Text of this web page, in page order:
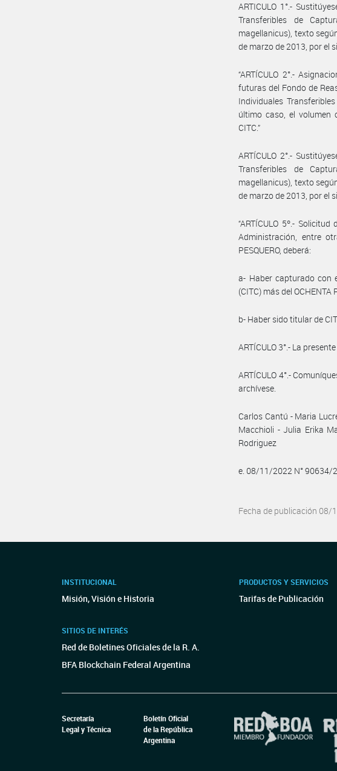
ARTICULO 1°.-
Transferibles de
magellanicus), texto
de marzo de 2013, por el
“ARTÍCULO 2°.-
futuras del Fondo de
Individuales
último caso, el volumen
CITC.”
ARTÍCULO 2°.-
Transferibles de
magellanicus), texto
de marzo de 2013, por el
“ARTÍCULO 5º.-
Administración, entre
PESQUERO, deberá:
a- Haber capturado con
(CITC) más del
b- Haber sido titular de
ARTÍCULO 3°.- La
ARTÍCULO 4°.-
archívese.
Carlos Cantú - Maria
Macchioli - Julia Erika
Rodriguez
e. 08/11/2022 N° 90634/
Fecha de publicación 08/
INSTITUCIONAL
Misión, Visión e Historia
SITIOS DE INTERÉS
Red de Boletines Oficiales de la R. A.
BFA Blockchain Federal Argentina
PRODUCTOS Y SERVICIOS
Tarifas de Publicación
Secretaría
Legal y Técnica
Boletín Oficial
de la República
Argentina